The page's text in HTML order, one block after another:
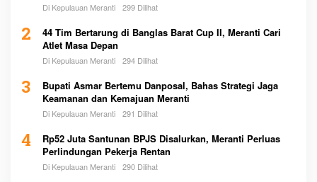
Di Kepulauan Meranti 299 Dilihat
2
44 Tim Bertarung di Banglas Barat Cup II, Meranti Cari
Atlet Masa Depan
Di Kepulauan Meranti 294 Dilihat
3
Bupati Asmar Bertemu Danposal, Bahas Strategi Jaga
Keamanan dan Kemajuan Meranti
Di Kepulauan Meranti 291 Dilihat
4
Rp52 Juta Santunan BPJS Disalurkan, Meranti Perluas
Perlindungan Pekerja Rentan
Di Kepulauan Meranti 290 Dilihat